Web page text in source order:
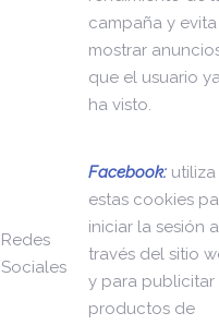
campaña y evita
mostrar
que el usuario
ha visto.
Redes
Sociales
Facebook: utiliza
estas cookies
iniciar la sesión a
través del sitio
y para publicitar
productos de